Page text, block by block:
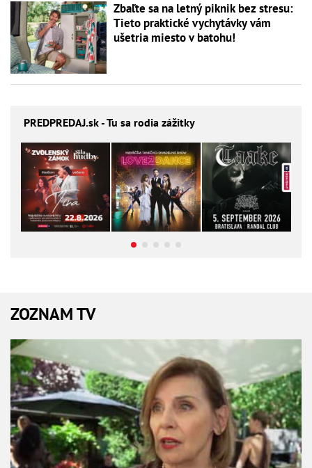
Zbaľte sa na letný piknik bez stresu:
Tieto praktické vychytávky vám
ušetria miesto v batohu!
PREDPREDAJ.sk - Tu sa rodia zážitky
ZOZNAM TV